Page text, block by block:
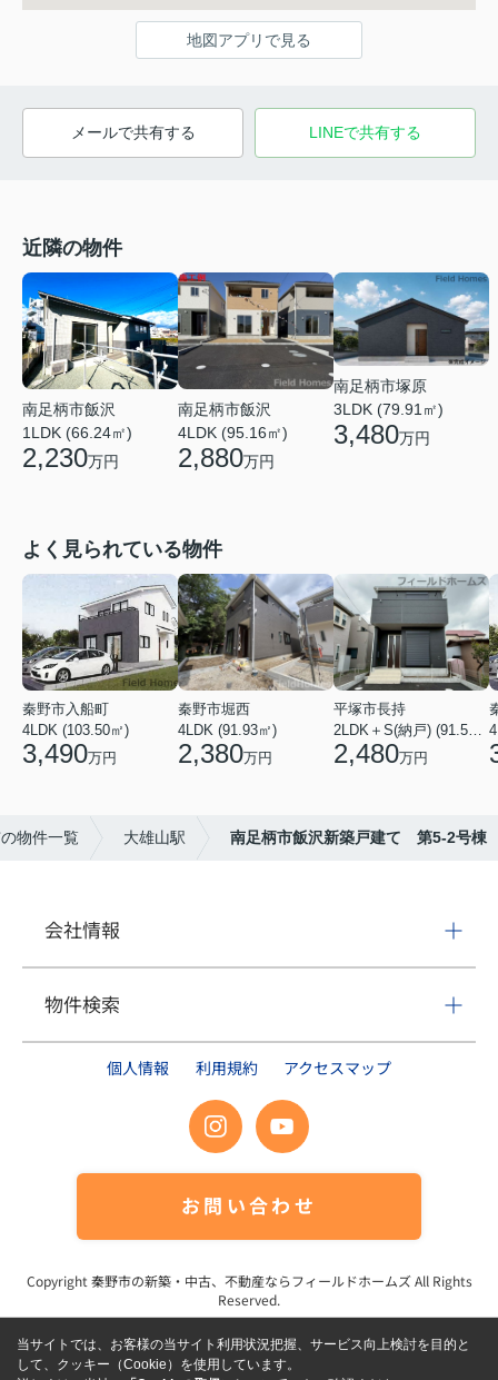
地図アプリで見る
メールで共有する LINEで共有する
近隣の物件
南足柄市飯沢
1LDK (66.24㎡)
2,230万円
南足柄市飯沢
4LDK (95.16㎡)
2,880万円
南足柄市塚原
3LDK (79.91㎡)
3,480万円
よく見られている物件
秦野市入船町
4LDK (103.50㎡)
3,490万円
秦野市堀西
4LDK (91.93㎡)
2,380万円
平塚市長持
2LDK＋S(納戸) (91.52㎡)
2,480万円
物件一覧 大雄山駅 南足柄市飯沢新築戸建て 第5-2号棟
会社情報
物件検索
個人情報 利用規約 アクセスマップ
お問い合わせ
Copyright 秦野市の新築・中古、不動産ならフィールドホームズAll Rights
Reserved.
当サイトでは、お客様の当サイト利用状況把握、サービス向上検討を目的と
して、クッキー（Cookie）を使用しています。